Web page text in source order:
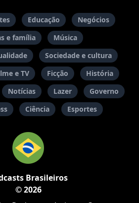
Educação
Negócios
e família
Música
Sociedade e cultura
e TV Ficção
História
Notícias Lazer
Governo
Ciência Esportes
Brasileiros
© 2026